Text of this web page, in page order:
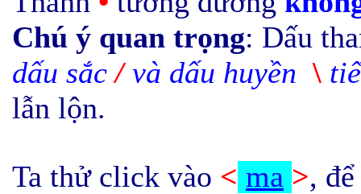
Chú ý quan trọng: Dấu
dấu sắc/và dấu huyền \
lẫn lộn.
Ta thử click vào < ma >,